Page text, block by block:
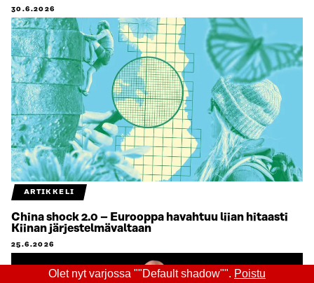
30.6.2026
ARTIKKELI
China shock 2.0 – Eurooppa havahtuu liian hitaasti
Kiinan järjestelmävaltaan
25.6.2026
Olet nyt varjossa ""Default shadow"". Poistu